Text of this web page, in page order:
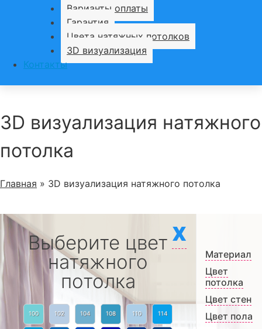
Варианты оплаты
Гарантия
Цвета натяжных потолков
3D визуализация
Контакты
3D визуализация натяжного
потолка
Главная » 3D визуализация натяжного потолка
Материал
Цвет
потолка
Цвет стен
Цвет пола
X
Выберите цвет
натяжного
потолка
100 102 104 108 110 114